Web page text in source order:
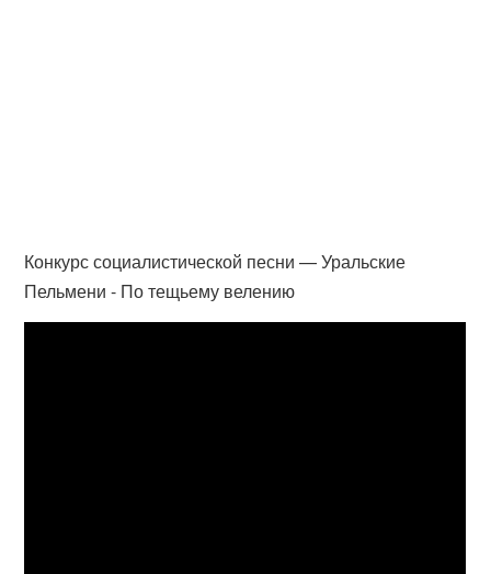
Конкурс социалистической песни — Уральские
Пельмени - По тещьему велению